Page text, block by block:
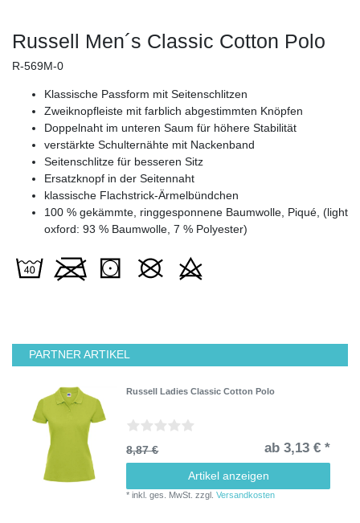
Russell Men´s Classic Cotton Polo
R-569M-0
Klassische Passform mit Seitenschlitzen
Zweiknopfleiste mit farblich abgestimmten Knöpfen
Doppelnaht im unteren Saum für höhere Stabilität
verstärkte Schulternähte mit Nackenband
Seitenschlitze für besseren Sitz
Ersatzknopf in der Seitennaht
klassische Flachstrick-Ärmelbündchen
100 % gekämmte, ringgesponnene Baumwolle, Piqué, (light
oxford: 93 % Baumwolle, 7 % Polyester)
PARTNER ARTIKEL
Russell Ladies Classic Cotton Polo
8,87 € ab 3,13 € *
Artikel anzeigen
*inkl. ges. MwSt. zzgl.Versandkosten